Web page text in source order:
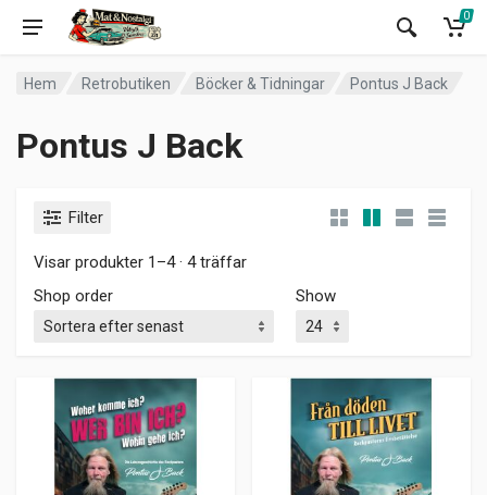
0
Hem Retrobutiken Böcker & Tidningar Pontus J Back
Pontus J Back
Filter
Visar produkter 1–4 · 4 träffar
Shop order
Show